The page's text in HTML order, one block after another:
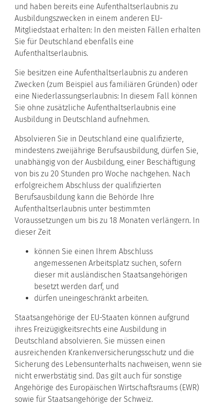
und haben bereits eine Aufenthaltserlaubnis zu
Ausbildungszwecken in einem anderen EU-
Mitgliedstaat erhalten: In den meisten Fällen erhalten
Sie für Deutschland ebenfalls eine
Aufenthaltserlaubnis.
Sie besitzen eine Aufenthaltserlaubnis zu anderen
Zwecken (zum Beispiel aus familiären Gründen) oder
eine Niederlassungserlaubnis: In diesem Fall können
Sie ohne zusätzliche Aufenthaltserlaubnis eine
Ausbildung in Deutschland aufnehmen.
Absolvieren Sie in Deutschland eine qualifizierte,
mindestens zweijährige Berufsausbildung, dürfen Sie,
unabhängig von der Ausbildung, einer Beschäftigung
von bis zu 20 Stunden pro Woche nachgehen. Nach
erfolgreichem Abschluss der qualifizierten
Berufsausbildung kann die Behörde Ihre
Aufenthaltserlaubnis unter bestimmten
Voraussetzungen um bis zu 18 Monaten verlängern. In
dieser Zeit
können Sie einen Ihrem Abschluss
angemessenen Arbeitsplatz suchen, sofern
dieser mit ausländischen Staatsangehörigen
besetzt werden darf, und
dürfen uneingeschränkt arbeiten.
Staatsangehörige der EU-Staaten können aufgrund
ihres Freizügigkeitsrechts eine Ausbildung in
Deutschland absolvieren. Sie müssen einen
ausreichenden Krankenversicherungsschutz und die
Sicherung des Lebensunterhalts nachweisen, wenn sie
nicht erwerbstätig sind. Das gilt auch für sonstige
Angehörige des Europäischen Wirtschaftsraums (EWR)
sowie für Staatsangehörige der Schweiz.